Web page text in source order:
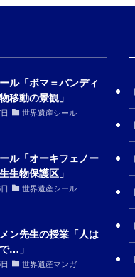
ル「ボマ＝バンディ
移動の景観」
世界遺産シール
ル「オーキフェノー
生物保護区」
世界遺産シール
ン先生の授業「人は
…」
世界遺産マンガ